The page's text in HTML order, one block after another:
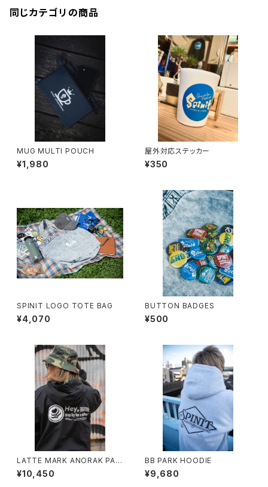
同じカテゴリの商品
MUG MULTI POUCH
¥1,980
屋外対応ステッカー
¥350
SPINIT LOGO TOTE BAG
¥4,070
BUTTON BADGES
¥500
LATTE MARK ANORAK PAR
KA
¥10,450
BB PARK HOODIE
¥9,680